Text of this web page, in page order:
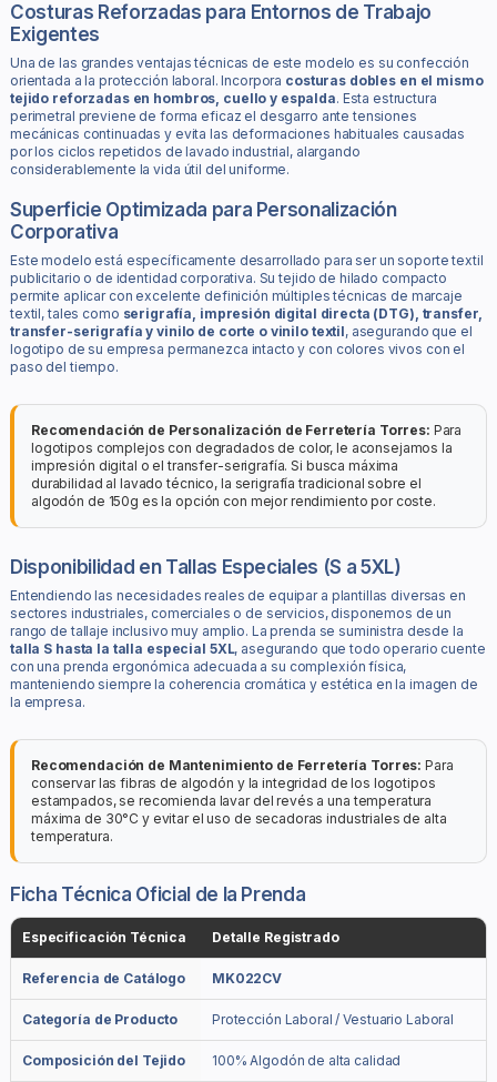
Costuras Reforzadas para Entornos de Trabajo
Exigentes
Una de las grandes ventajas técnicas de este modelo es su confección
orientada a la protección laboral. Incorpora costuras dobles en el mismo
tejido reforzadas en hombros, cuello y espalda. Esta estructura
perimetral previene de forma eficaz el desgarro ante tensiones
mecánicas continuadas y evita las deformaciones habituales causadas
por los ciclos repetidos de lavado industrial, alargando
considerablemente la vida útil del uniforme.
Superficie Optimizada para Personalización
Corporativa
Este modelo está específicamente desarrollado para ser un soporte textil
publicitario o de identidad corporativa. Su tejido de hilado compacto
permite aplicar con excelente definición múltiples técnicas de marcaje
textil, tales como serigrafía, impresión digital directa (DTG), transfer,
transfer-serigrafía y vinilo de corte o vinilo textil, asegurando que el
logotipo de su empresa permanezca intacto y con colores vivos con el
paso del tiempo.
Recomendación de Personalización de Ferretería Torres: Para
logotipos complejos con degradados de color, le aconsejamos la
impresión digital o el transfer-serigrafía. Si busca máxima
durabilidad al lavado técnico, la serigrafía tradicional sobre el
algodón de 150g es la opción con mejor rendimiento por coste.
Disponibilidad en Tallas Especiales (S a 5XL)
Entendiendo las necesidades reales de equipar a plantillas diversas en
sectores industriales, comerciales o de servicios, disponemos de un
rango de tallaje inclusivo muy amplio. La prenda se suministra desde la
talla S hasta la talla especial 5XL, asegurando que todo operario cuente
con una prenda ergonómica adecuada a su complexión física,
manteniendo siempre la coherencia cromática y estética en la imagen de
la empresa.
Recomendación de Mantenimiento de Ferretería Torres: Para
conservar las fibras de algodón y la integridad de los logotipos
estampados, se recomienda lavar del revés a una temperatura
máxima de 30°C y evitar el uso de secadoras industriales de alta
temperatura.
Ficha Técnica Oficial de la Prenda
Especificación Técnica Detalle Registrado
Referencia de Catálogo MK022CV
Categoría de Producto Protección Laboral / Vestuario Laboral
Composición del Tejido 100% Algodón de alta calidad